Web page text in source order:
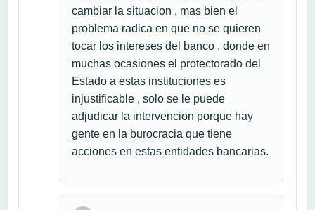
cambiar la situacion , mas bien el
problema radica en que no se quieren
tocar los intereses del banco , donde en
muchas ocasiones el protectorado del
Estado a estas instituciones es
injustificable , solo se le puede
adjudicar la intervencion porque hay
gente en la burocracia que tiene
acciones en estas entidades bancarias.